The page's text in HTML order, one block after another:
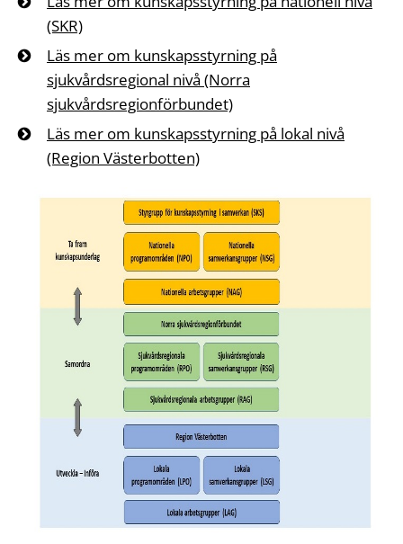
(SKR)
Läs mer om kunskapsstyrning på
sjukvårdsregional nivå (Norra
sjukvårdsregionförbundet)
Läs mer om kunskapsstyrning på lokal nivå
(Region Västerbotten)